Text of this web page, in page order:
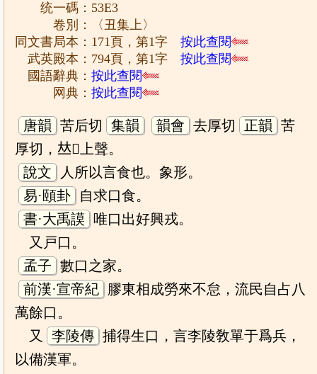
统一碼：53E3
卷別：〈丑集上〉
同文書局本：171頁，第1字按此查閱
武英殿本：794頁，第1字按此查閱
國語辭典：按此查閱
网典：按此查閱
唐韻 苦后切 集韻 韻會 去厚切 正韻 苦
厚切，𠀤𡨥上聲。
說文
人所以言食也。象形。
易·頤卦
自求口食。
書·大禹謨 唯口出好興戎。
又戸口。
孟子 數口之家。
前漢·宣帝紀
膠東相成勞來不怠，流民自占八
萬餘口。
又
李陵傳 捕得生口，言李陵敎單于爲兵，
以備漢軍。